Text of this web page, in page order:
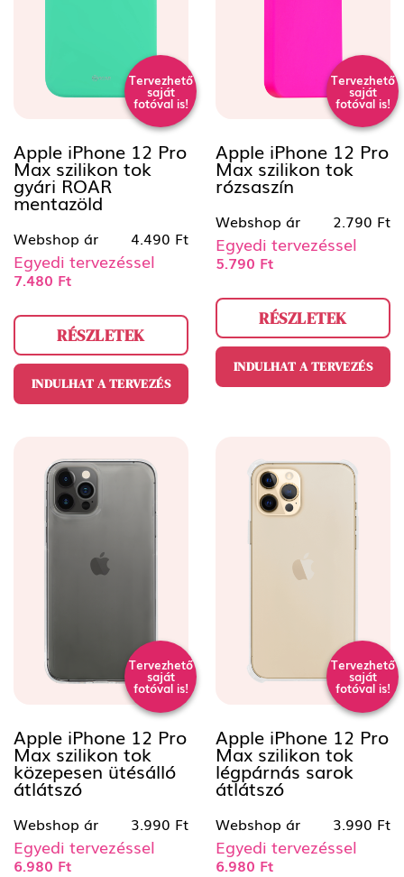
Tervezhető
saját
fotóval is!
Apple iPhone 12 Pro
Max szilikon tok
gyári ROAR
mentazöld
Webshop ár 4.490 Ft
Egyedi tervezéssel
7.480 Ft
RÉSZLETEK
INDULHAT A TERVEZÉS
Tervezhető
saját
fotóval is!
Apple iPhone 12 Pro
Max szilikon tok
rózsaszín
Webshop ár 2.790 Ft
Egyedi tervezéssel
5.790 Ft
RÉSZLETEK
INDULHAT A TERVEZÉS
Tervezhető
saját
fotóval is!
Apple iPhone 12 Pro
Max szilikon tok
közepesen ütésálló
átlátszó
Webshop ár 3.990 Ft
Egyedi tervezéssel
6.980 Ft
Tervezhető
saját
fotóval is!
Apple iPhone 12 Pro
Max szilikon tok
légpárnás sarok
átlátszó
Webshop ár 3.990 Ft
Egyedi tervezéssel
6.980 Ft